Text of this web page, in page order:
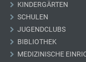
KINDERGÄRTEN
SCHULEN
JUGENDCLUBS
BIBLIOTHEK
MEDIZINISCHE